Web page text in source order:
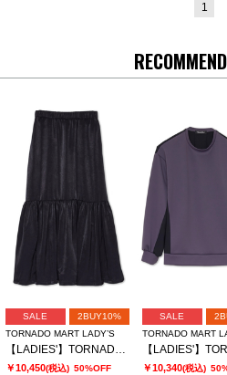
1
SALE
2BUY10%
TORNADO MART LADY’S
【LADIES'】TORNADO MART∴サテンティアードスカート
￥10,450(税込) 50%OFF
SALE
TORNADO MART
￥10,340(税込)